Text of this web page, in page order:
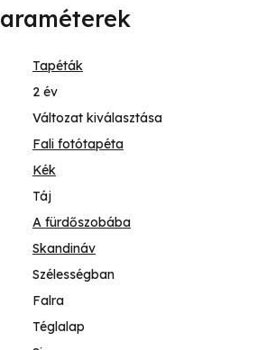
Tapéták
2 év
Változat kiválasztása
Fali fotótapéta
Kék
Táj
A fürdőszobába
Skandináv
Szélességban
Falra
Téglalap